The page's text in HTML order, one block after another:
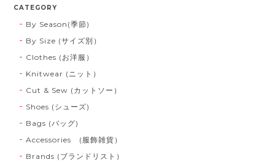
CATEGORY
By Season(季節)
By Size (サイズ別）
Clothes (お洋服）
Knitwear (ニット）
Cut & Sew (カットソー）
Shoes (シューズ)
Bags (バッグ)
Accessories (服飾雑貨）
Brands (ブランドリスト）